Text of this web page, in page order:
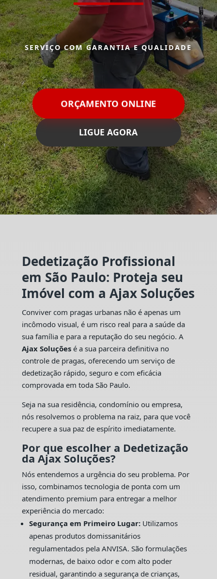
SERVIÇO COM GARANTIA E QUALIDADE
ORÇAMENTO ONLINE
LIGUE AGORA
Dedetização Profissional
em São Paulo: Proteja seu
Imóvel com a Ajax Soluções
Conviver com pragas urbanas não é apenas um
incômodo visual, é um risco real para a saúde da
sua família e para a reputação do seu negócio. A
Ajax Soluçõesé a sua parceira definitiva no
controle de pragas, oferecendo um serviço de
dedetização rápido, seguro e com eficácia
comprovada em toda São Paulo.
Seja na sua residência, condomínio ou empresa,
nós resolvemos o problema na raiz, para que você
recupere a sua paz de espírito imediatamente.
Por que escolher a Dedetização
da Ajax Soluções?
Nós entendemos a urgência do seu problema. Por
isso, combinamos tecnologia de ponta com um
atendimento premium para entregar a melhor
experiência do mercado:
Segurança em Primeiro Lugar:Utilizamos
apenas produtos domissanitários
regulamentados pela ANVISA. São formulações
modernas, de baixo odor e com alto poder
residual, garantindo a segurança de crianças,